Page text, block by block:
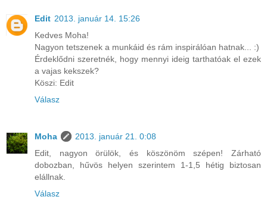
Edit 2013. január 14. 15:26
Kedves Moha!
Nagyon tetszenek a munkáid és rám inspirálóan hatnak... :)
Érdeklődni szeretnék, hogy mennyi ideig tarthatóak el ezek
a vajas kekszek?
Köszi: Edit
Válasz
Moha
2013. január 21. 0:08
Edit, nagyon örülök, és köszönöm szépen! Zárható
dobozban, hűvös helyen szerintem 1-1,5 hétig biztosan
elállnak.
Válasz